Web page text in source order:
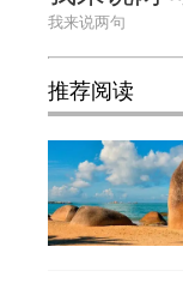
推荐阅读